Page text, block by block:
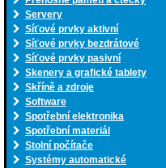
Servery
Síťové prvky aktivní
Síťové prvky bezdrátové
Síťové prvky pasivní
Skenery a grafické tablety
Skříně a zdroje
Software
Spotřební elektronika
Spotřební materiál
Stolní počítače
Systémy automatické